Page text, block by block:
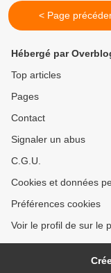
< Page
Hébergé par
Top articles
Pages
Contact
Signaler un abus
C.G.U.
Cookies et données
Préférences cookies
Voir le profil de sur le